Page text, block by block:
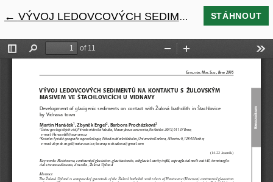
← Návrat na podrobnosti článku
VÝVOJ LEDOVCOVÝCH SEDIMENTŮ NA KONTAKTU S ŽULOVSKÝM MASIVEM VE ŠTACHLOVICÍCH U VIDNAVY STÁHNOUT